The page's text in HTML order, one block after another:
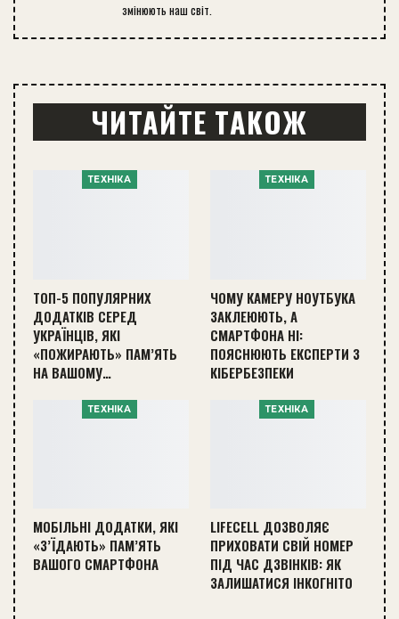
змінюють наш світ.
ЧИТАЙТЕ ТАКОЖ
ТЕХНІКА
ТОП-5 ПОПУЛЯРНИХ
ДОДАТКІВ СЕРЕД
УКРАЇНЦІВ, ЯКІ
«ПОЖИРАЮТЬ» ПАМ’ЯТЬ
НА ВАШОМУ…
ТЕХНІКА
ЧОМУ КАМЕРУ НОУТБУКА
ЗАКЛЕЮЮТЬ, А
СМАРТФОНА НІ:
ПОЯСНЮЮТЬ ЕКСПЕРТИ З
КІБЕРБЕЗПЕКИ
ТЕХНІКА
МОБІЛЬНІ ДОДАТКИ, ЯКІ
«З’ЇДАЮТЬ» ПАМ’ЯТЬ
ВАШОГО СМАРТФОНА
ТЕХНІКА
LIFECELL ДОЗВОЛЯЄ
ПРИХОВАТИ СВІЙ НОМЕР
ПІД ЧАС ДЗВІНКІВ: ЯК
ЗАЛИШАТИСЯ ІНКОГНІТО